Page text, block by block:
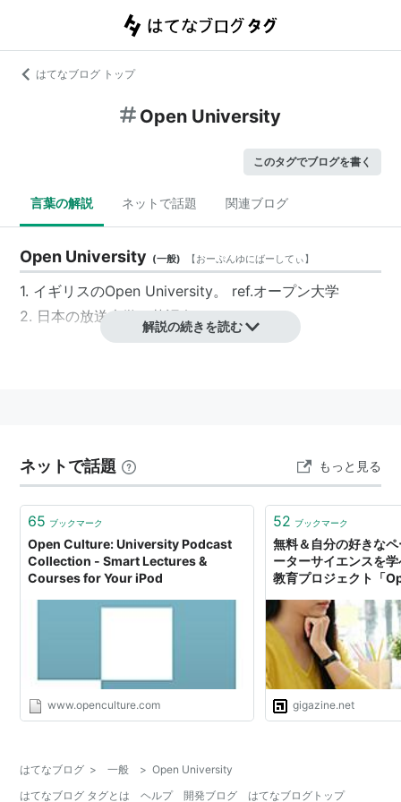
はてなブログ トップ
Open University
このタグでブログを書く
言葉の解説 ネットで話題 関連ブログ
Open University (一般) 【おーぷんゆにばーしてぃ】
1. イギリスのOpen University。 ref.オープン大学
2. 日本の放送大学の英語名。
解説の続きを読む
ネットで話題 もっと見る
65 ブックマーク
Open Culture: University Podcast
Collection - Smart Lectures &
Courses for Your iPod
www.openculture.com
52 ブックマーク
無料＆自分の好きな
ーターサイエンスを
教育プロジェクト「
gigazine.net
はてなブログ > 一般 > Open University
はてなブログ タグとは
ヘルプ 開発ブログ はてなブログトップ